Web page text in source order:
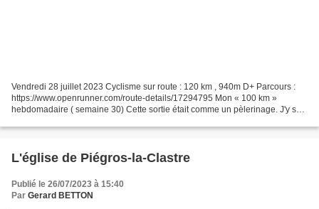
Vendredi 28 juillet 2023 Cyclisme sur route : 120 km , 940m D+ Parcours :
https://www.openrunner.com/route-details/17294795 Mon « 100 km »
hebdomadaire ( semaine 30) Cette sortie était comme un pèlerinage. J'y suis
L'église de Piégros-la-Clastre
Publié le 26/07/2023 à 15:40
Par Gerard BETTON